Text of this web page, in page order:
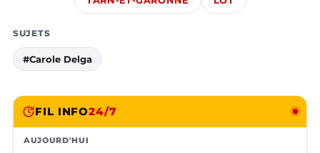
SUJETS
#Carole Delga
FIL INFO24/7
AUJOURD'HUI